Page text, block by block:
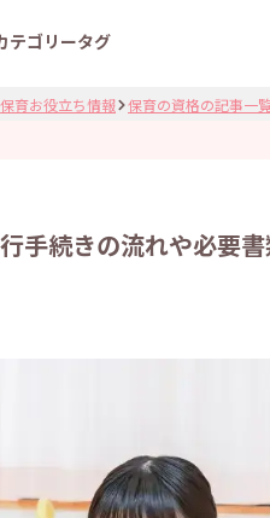
テゴリータグ
保育お役立ち情報 保育の資格の記事一
手続きの流れや必要